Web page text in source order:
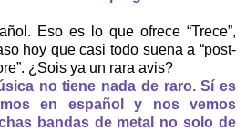
Eso es lo que ofrece “Trece”,
hoy que casi todo suena a “post-
¿Sois ya un rara avis?
no tiene nada de raro. Sí es
en español y nos vemos
bandas de metal no solo de